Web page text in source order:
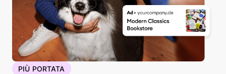
PIÙ PORTATA